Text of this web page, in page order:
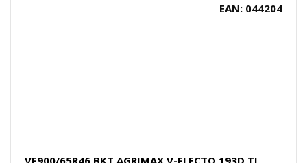
EAN: 044204
VF900/65R46 BKT AGRIMAX V-FLECTO 193D TL